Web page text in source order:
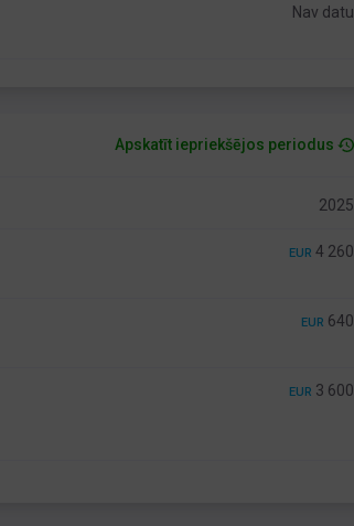
Nav datu
Apskatīt iepriekšējos periodus
2025
EUR 4 260
EUR 640
EUR 3 600